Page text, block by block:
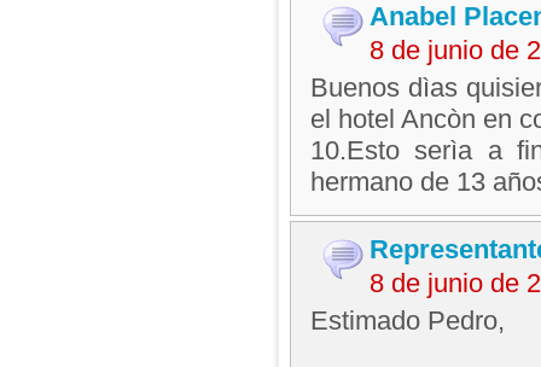
Anabel
8 de junio de
Buenos dìas
el hotel Ancòn en
10.Esto serìa a
hermano de 13
8 de junio de
Estimado Pedro,